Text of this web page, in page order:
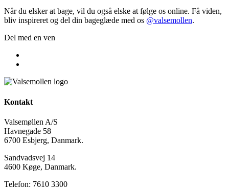
Når du elsker at bage, vil du også elske at følge os online. Få viden,
bliv inspireret og del din bageglæde med os @valsemollen.
Del med en ven
Kontakt
Valsemøllen A/S
Havnegade 58
6700 Esbjerg, Danmark.
Sandvadsvej 14
4600 Køge, Danmark.
Telefon: 7610 3300